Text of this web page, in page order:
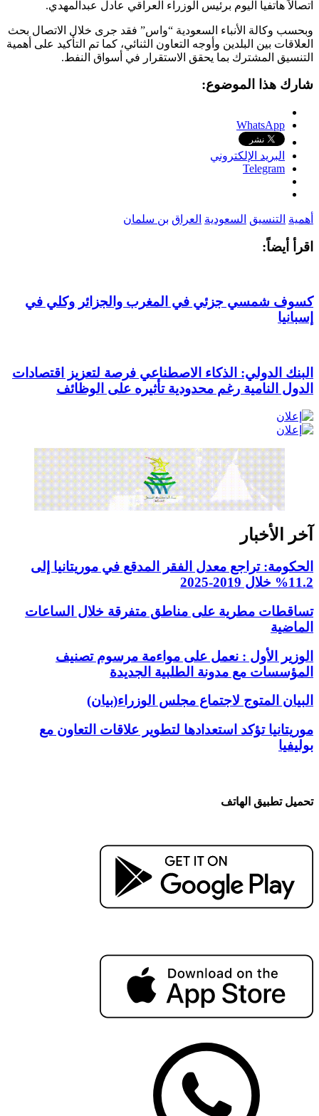
اتصالاً هاتفياً اليوم برئيس الوزراء العراقي عادل عبدالمهدي.
وبحسب وكالة الأنباء السعودية “واس” فقد جرى خلال الاتصال بحث
العلاقات بين البلدين وأوجه التعاون الثنائي، كما تم التأكيد على أهمية
التنسيق المشترك بما يحقق الاستقرار في أسواق النفط.
شارك هذا الموضوع:
WhatsApp
البريد الإلكتروني
Telegram
أهمية التنسيق السعودية العراق بن سلمان
اقرأ أيضاً:
كسوف شمسي جزئي في المغرب والجزائر وكلي في
إسبانيا
البنك الدولي: الذكاء الاصطناعي فرصة لتعزيز اقتصادات
الدول النامية رغم محدودية تأثيره على الوظائف
آخر الأخبار
الحكومة: تراجع معدل الفقر المدقع في موريتانيا إلى
11.2% خلال 2019-2025
تساقطات مطرية على مناطق متفرقة خلال الساعات
الماضية
الوزير الأول : نعمل على مواءمة مرسوم تصنيف
المؤسسات مع مدونة الطلبية الجديدة
البيان المتوج لاجتماع مجلس الوزراء(بيان)
موريتانيا تؤكد استعدادها لتطوير علاقات التعاون مع
بوليفيا
تحميل تطبيق الهاتف